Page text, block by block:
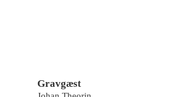
Gravgæst